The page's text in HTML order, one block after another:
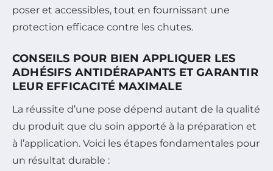
poser et accessibles, tout en fournissant une
protection efficace contre les chutes.
CONSEILS POUR BIEN APPLIQUER LES
ADHÉSIFS ANTIDÉRAPANTS ET GARANTIR
LEUR EFFICACITÉ MAXIMALE
La réussite d’une pose dépend autant de la qualité
du produit que du soin apporté à la préparation et
à l’application. Voici les étapes fondamentales pour
un résultat durable :